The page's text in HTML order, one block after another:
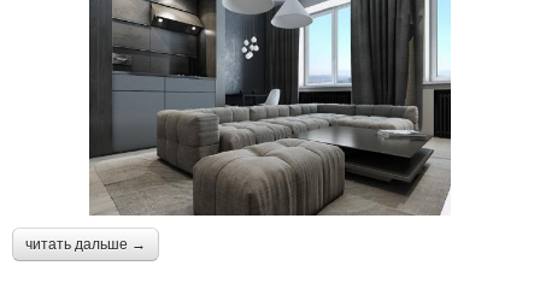
читать дальше →